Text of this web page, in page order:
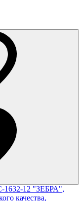
1632-12 "ЗЕБРА",
качества,